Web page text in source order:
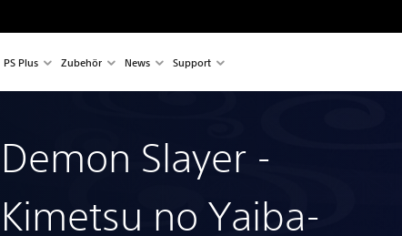
PS Plus Zubehör News Support
Demon Slayer -
Kimetsu no Yaiba-